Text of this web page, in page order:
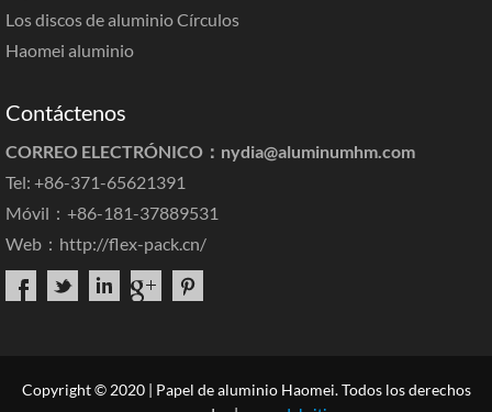
Los discos de aluminio Círculos
Haomei aluminio
Contáctenos
CORREO ELECTRÓNICO： nydia@aluminumhm.com
Tel: +86-371-65621391
Móvil：+86-181-37889531
Web： http://flex-pack.cn/
Copyright © 2020 | Papel de aluminio Haomei. Todos los derechos